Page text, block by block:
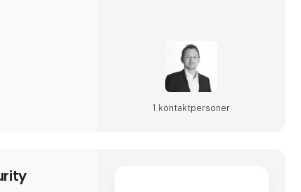
1 kontakt­personer